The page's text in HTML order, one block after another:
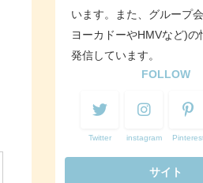
います。また、グループ
ヨーカドーやHMVなど)の
発信しています。
FOLLOW
Twitter instagram